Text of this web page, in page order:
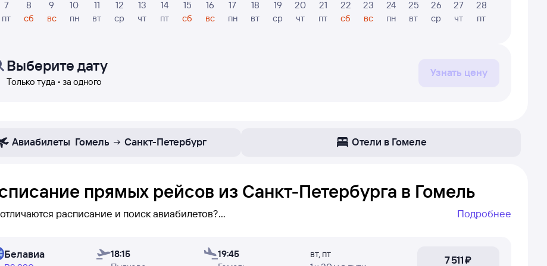
7
пт
8
сб
9
вс
10
пн
11
вт
12
ср
13
чт
14
пт
15
сб
16
вс
17
пн
18
вт
19
ср
20
чт
21
пт
22
сб
23
вс
24
пн
25
вт
26
ср
27
чт
28
пт
Выберите дату
Только туда • за одного
Узнать цену
Авиабилеты Гомель Санкт-Петербург Отели в Гомеле
прямых рейсов из Санкт-Петербурга в Гомель
расписание и поиск авиабилетов?
не ежедневно — вы его увидите (при поиске авиабилетов бывает не просто найти рейс без пересадок,
Подробнее
Белавиа
18:15
19:45
вт, пт
7 ⁠511 ⁠₽